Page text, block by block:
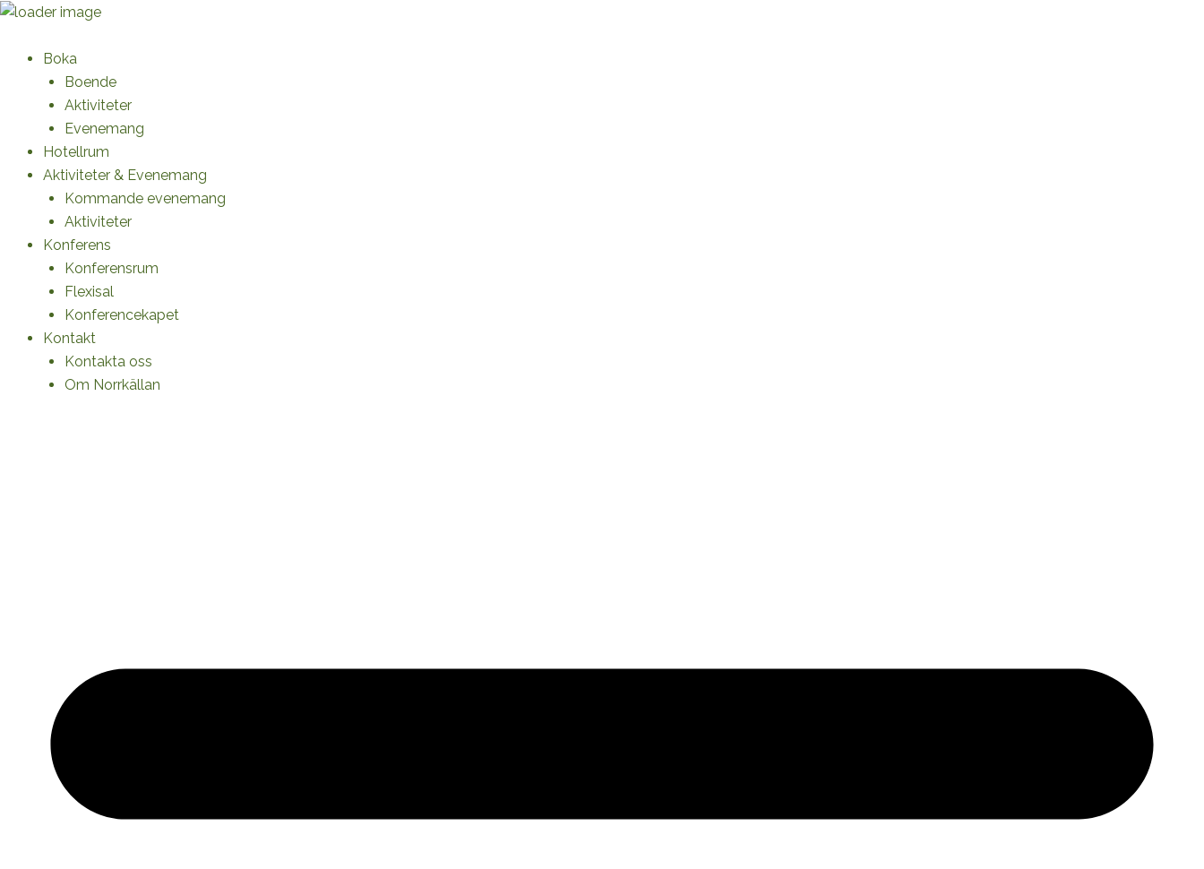
Skip
contentBoka
Boende
Aktiviteter
Evenemang
Hotellrum
Aktiviteter & Evenemang
Kommande evenemang
Aktiviteter
Konferens
Konferensrum
Flexisal
Konferencekapet
Kontakt
Kontakta oss
Om Norrkällan